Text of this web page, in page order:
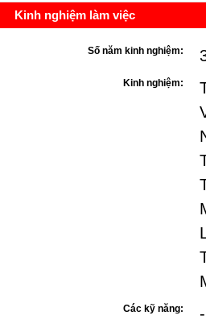
Kinh nghiệm làm việc
Số năm kinh nghiệm:
Kinh nghiệm:
Các kỹ năng: